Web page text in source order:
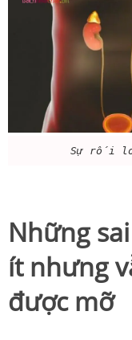
Sự rối
Những
ít nhưng
được mỡ